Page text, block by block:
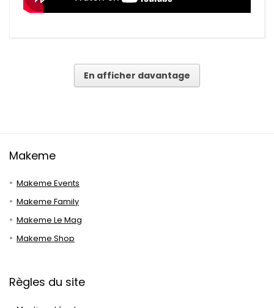
En afficher davantage
Makeme
Makeme Events
Makeme Family
Makeme Le Mag
Makeme Shop
Règles du site